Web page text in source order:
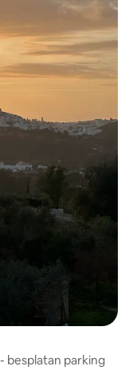
besplatan parking